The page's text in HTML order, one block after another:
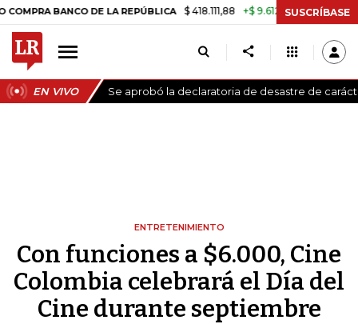
BANCO DE LA REPÚBLICA $ 418.111,88 +$ 9.612,91 +2,35% TASA
SUSCRÍBASE
EN VIVO Se aprobó la declaratoria de desastre de
ENTRETENIMIENTO
Con funciones a $6.000, Cine
Colombia celebrará el Día del
Cine durante septiembre